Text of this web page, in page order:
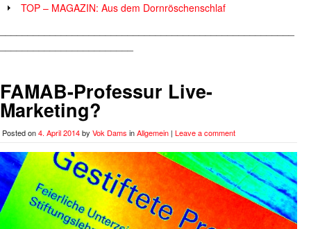
TOP – MAGAZIN: Aus dem Dornröschenschlaf
FAMAB-Professur Live-
Marketing?
Posted on4. April 2014by Vok Dams inAllgemein | Leave a comment